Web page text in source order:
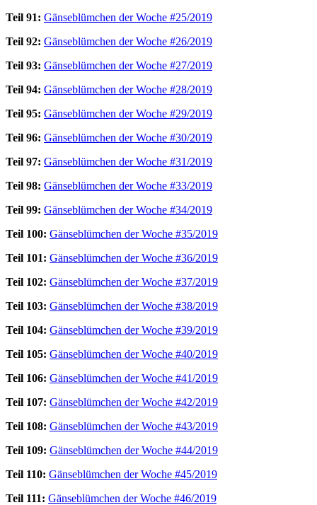
Teil 91: Gänseblümchen der Woche #25/2019
Teil 92: Gänseblümchen der Woche #26/2019
Teil 93: Gänseblümchen der Woche #27/2019
Teil 94: Gänseblümchen der Woche #28/2019
Teil 95: Gänseblümchen der Woche #29/2019
Teil 96: Gänseblümchen der Woche #30/2019
Teil 97: Gänseblümchen der Woche #31/2019
Teil 98: Gänseblümchen der Woche #33/2019
Teil 99: Gänseblümchen der Woche #34/2019
Teil 100: Gänseblümchen der Woche #35/2019
Teil 101: Gänseblümchen der Woche #36/2019
Teil 102: Gänseblümchen der Woche #37/2019
Teil 103: Gänseblümchen der Woche #38/2019
Teil 104: Gänseblümchen der Woche #39/2019
Teil 105: Gänseblümchen der Woche #40/2019
Teil 106: Gänseblümchen der Woche #41/2019
Teil 107: Gänseblümchen der Woche #42/2019
Teil 108: Gänseblümchen der Woche #43/2019
Teil 109: Gänseblümchen der Woche #44/2019
Teil 110: Gänseblümchen der Woche #45/2019
Teil 111: Gänseblümchen der Woche #46/2019